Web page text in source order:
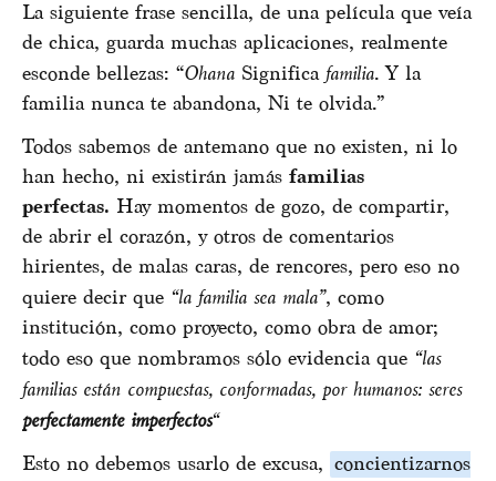
La siguiente frase sencilla, de una película que veía
de chica, guarda muchas aplicaciones, realmente
esconde bellezas: “Ohana Significa familia. Y la
familia nunca te abandona, Ni te olvida.”
Todos sabemos de antemano que no existen, ni lo
han hecho, ni existirán jamás familias
perfectas. Hay momentos de gozo, de compartir,
de abrir el corazón, y otros de comentarios
hirientes, de malas caras, de rencores, pero eso no
quiere decir que “la familia sea mala”, como
institución, como proyecto, como obra de amor;
todo eso que nombramos sólo evidencia que “las
familias están compuestas, conformadas, por humanos: seres
perfectamente imperfectos“
Esto no debemos usarlo de excusa, concientizarnos